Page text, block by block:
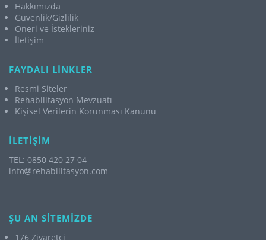
Hakkımızda
Güvenlik/Gizlilik
Öneri ve İstekleriniz
İletişim
FAYDALI LİNKLER
Resmi Siteler
Rehabilitasyon Mevzuatı
Kişisel Verilerin Korunması Kanunu
İLETİŞİM
TEL: 0850 420 27 04
info
rehabilitasyon.com
ŞU AN SİTEMİZDE
176 Ziyaretçi